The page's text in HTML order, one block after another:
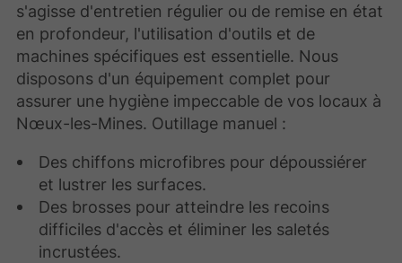
s'agisse d'entretien régulier ou de remise en état
en profondeur, l'utilisation d'outils et de
machines spécifiques est essentielle. Nous
disposons d'un équipement complet pour
assurer une hygiène impeccable de vos locaux à
Nœux-les-Mines. Outillage manuel :
Des chiffons microfibres pour dépoussiérer
et lustrer les surfaces.
Des brosses pour atteindre les recoins
difficiles d'accès et éliminer les saletés
incrustées.